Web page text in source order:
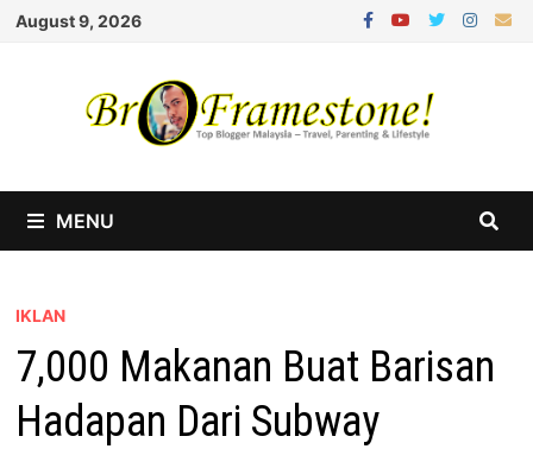
Skip
August 9, 2026
MENU
IKLAN
7,000 Makanan Buat Barisan
Hadapan Dari Subway